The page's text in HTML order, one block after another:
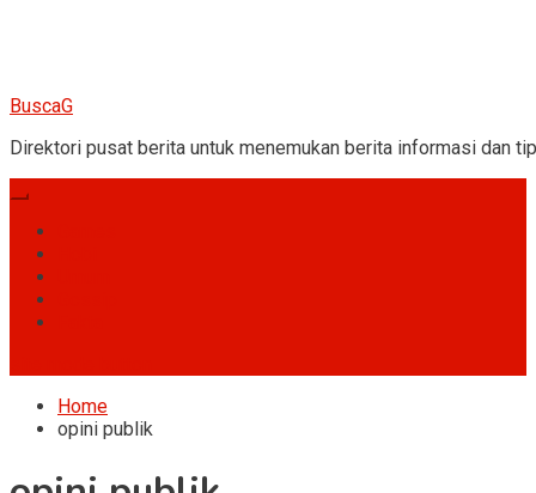
BuscaG
Direktori pusat berita untuk menemukan berita informasi dan
Home
opini publik